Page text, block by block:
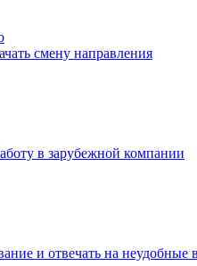
смену направления
в зарубежной компании
и отвечать на неудобные